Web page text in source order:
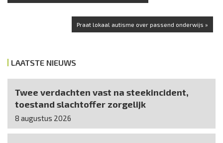
Praat lokaal autisme over passend onderwijs »
LAATSTE NIEUWS
Twee verdachten vast na steekincident,
toestand slachtoffer zorgelijk
8 augustus 2026